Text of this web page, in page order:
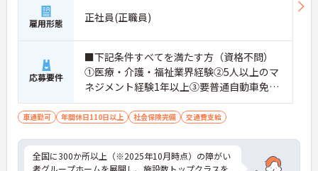
雇用形態 正社員(正職員)
応募要件
■下記条件すべてを満たす方（資格不問）
①医療・介護・福祉業界経験②5人以上のマ
ネジメント経験1年以上③要普通自動車免許
（AT限定可）※介護業界に関する有資格者
（介護職員初任者研修、介護福祉士な
祉経験歓迎
車通勤可 年間休日110日以上 社会保険完備 交通費支給
全国に300か所以上（※2025年10月時点）の障がい
者グループホームを展開し、施設数トップクラスを